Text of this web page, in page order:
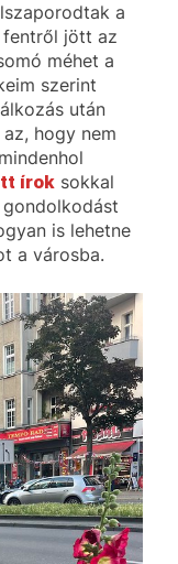
a
fentről jött az
méhet a
szerint
után
hogy nem
írok sokkal
is lehetne
a városba.